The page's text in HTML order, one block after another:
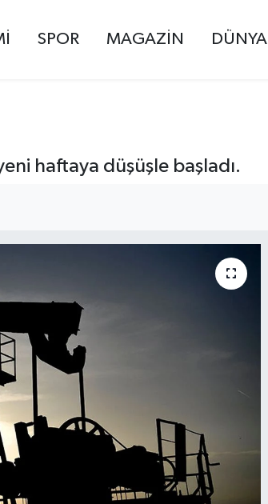
SPOR MAGAZİN DÜNYA
haftaya düşüşle başladı.